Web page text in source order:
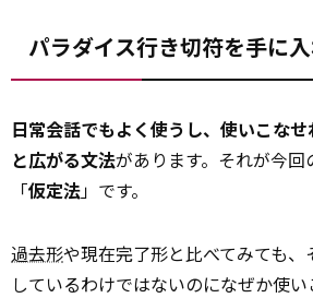
パラダイス行き切符を手に
日常会話でもよく使うし、使いこな
と広がる文法があります。それが今回
「仮定法」です。
過去形や現在完了形と比べてみても、
しているわけではないのになぜか使